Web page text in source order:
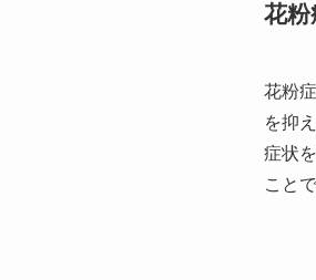
花粉
花粉
を抑
症状
こと